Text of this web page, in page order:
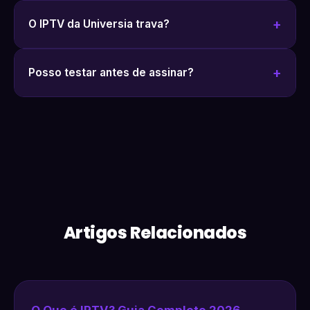
O IPTV da Universia trava?
Posso testar antes de assinar?
Artigos Relacionados